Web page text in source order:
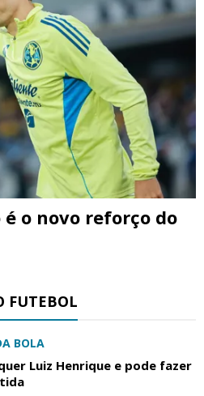
o novo reforço do
FUTEBOL
BOLA
Luiz Henrique e pode fazer